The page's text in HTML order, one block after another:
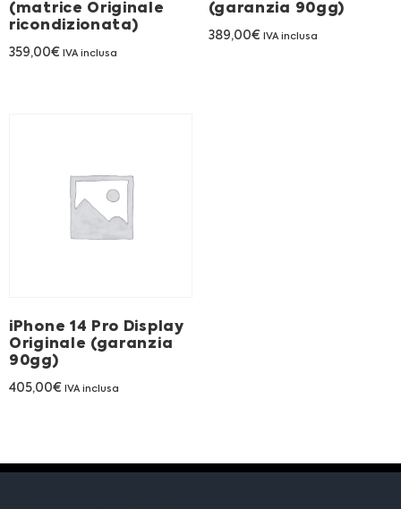
(matrice Originale
ricondizionata)
359,00€ IVA inclusa
(garanzia 90gg)
389,00€ IVA inclusa
iPhone 14 Pro Display
Originale (garanzia
90gg)
405,00€ IVA inclusa